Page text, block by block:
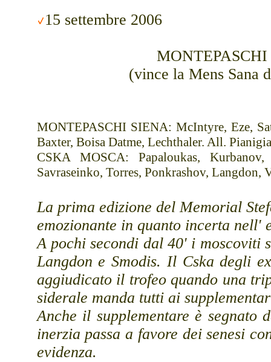
15 settembre 2006
(vince la Mens Sana
MONTEPASCHI SIENA: McIntyre, Eze,
Baxter, Boisa Datme, Lechthaler. All.
CSKA MOSCA: Papaloukas,
Savraseinko, Torres, Ponkrashov, Langdon,
La prima edizione del Memorial
emozionante in quanto incerta nell'
A pochi secondi dal 40' i moscoviti
Langdon e Smodis. Il Cska degli
aggiudicato il trofeo quando una
siderale manda tutti ai
Anche il supplementare è
inerzia passa a favore dei senesi
evidenza.